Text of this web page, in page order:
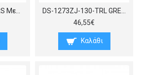
46,55€
Καλάθι